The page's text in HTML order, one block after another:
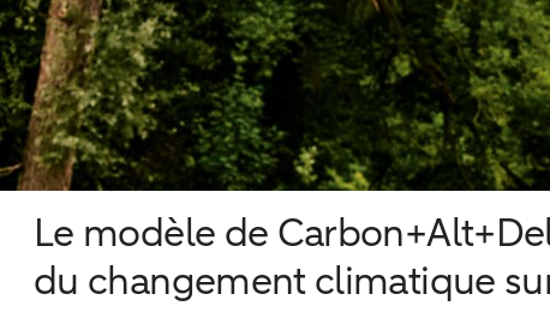
Le modèle de
du changement climatique